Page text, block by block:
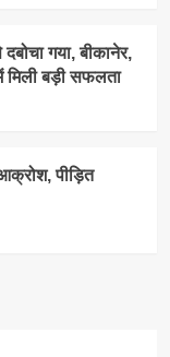
गया, बीकानेर,
मिली बड़ी सफलता
पीड़ित